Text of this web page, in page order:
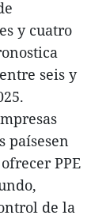
y cuatro
seis y
paísesen
PPE
de la